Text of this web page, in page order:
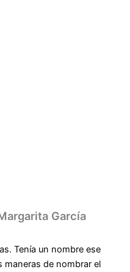
García
Tenía un nombre ese
maneras de nombrar el